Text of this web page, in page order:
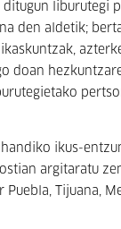
liburutegi
den aldetik;
doan
ikus-
argitaratu
Tijuana,